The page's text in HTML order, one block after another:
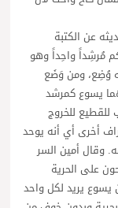
عن الكتبة
مُرشِداً واحِداً وهو
وُضِع، ومن وَضَع
يسوع كمرشد
للقطيع للخروج
أخرى أي أنه يوحد
وقال أمين السر
على الحرية
يسوع يريد لكل واحد